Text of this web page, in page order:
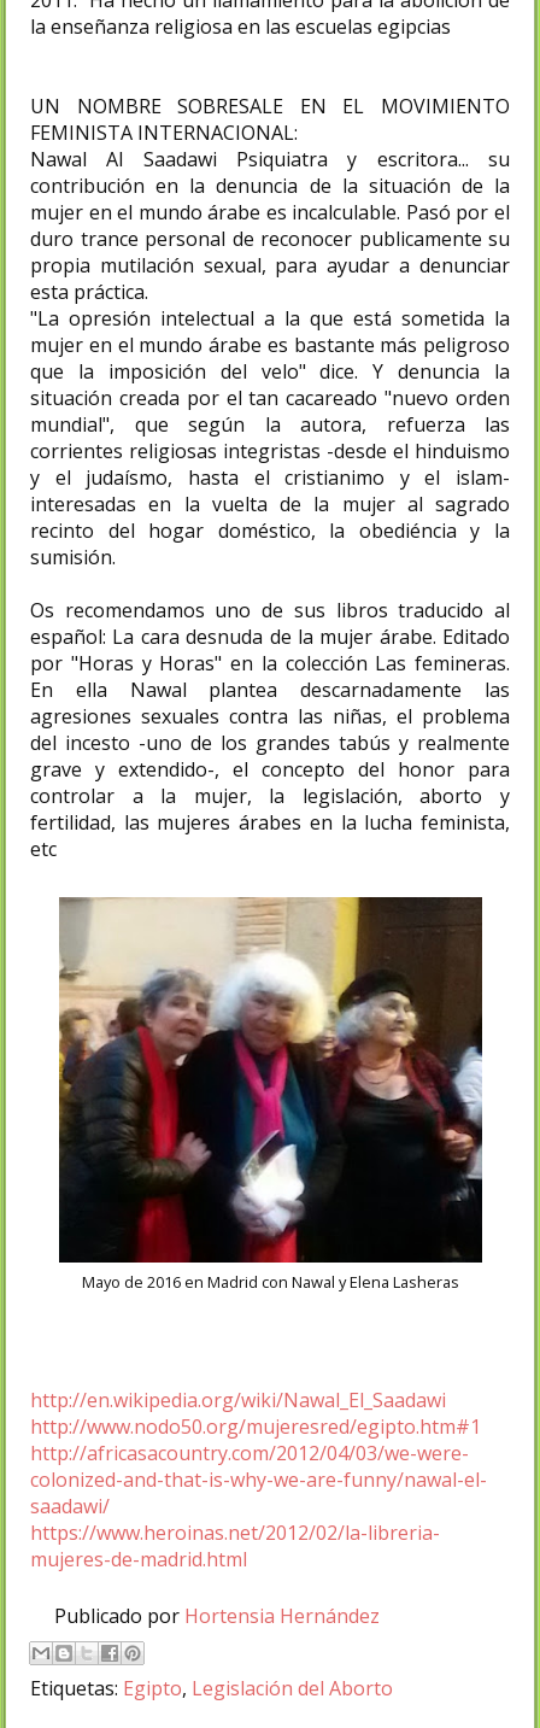
la enseñanza religiosa en las escuelas egipcias
UN NOMBRE SOBRESALE EN EL MOVIMIENTO
FEMINISTA INTERNACIONAL:
Nawal Al Saadawi Psiquiatra y escritora... su
contribución en la denuncia de la situación de la
mujer en el mundo árabe es incalculable. Pasó por el
duro trance personal de reconocer publicamente su
propia mutilación sexual, para ayudar a denunciar
esta práctica.
"La opresión intelectual a la que está sometida la
mujer en el mundo árabe es bastante más peligroso
que la imposición del velo" dice. Y denuncia la
situación creada por el tan cacareado "nuevo orden
mundial", que según la autora, refuerza las
corrientes religiosas integristas -desde el hinduismo
y el judaísmo, hasta el cristianimo y el islam-
interesadas en la vuelta de la mujer al sagrado
recinto del hogar doméstico, la obediéncia y la
sumisión.
Os recomendamos uno de sus libros traducido al
español: La cara desnuda de la mujer árabe. Editado
por "Horas y Horas" en la colección Las femineras.
En ella Nawal plantea descarnadamente las
agresiones sexuales contra las niñas, el problema
del incesto -uno de los grandes tabús y realmente
grave y extendido-, el concepto del honor para
controlar a la mujer, la legislación, aborto y
fertilidad, las mujeres árabes en la lucha feminista,
etc
Mayo de 2016 en Madrid con Nawal y Elena Lasheras
http://en.wikipedia.org/wiki/Nawal_El_Saadawi
http://www.nodo50.org/mujeresred/egipto.htm#1
http://africasacountry.com/2012/04/03/we-were-
colonized-and-that-is-why-we-are-funny/nawal-el-
saadawi/
https://www.heroinas.net/2012/02/la-libreria-
mujeres-de-madrid.html
Publicado por Hortensia Hernández
Etiquetas: Egipto, Legislación del Aborto